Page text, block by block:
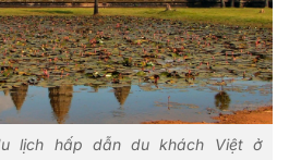
lịch hấp dẫn du khách Việt ở